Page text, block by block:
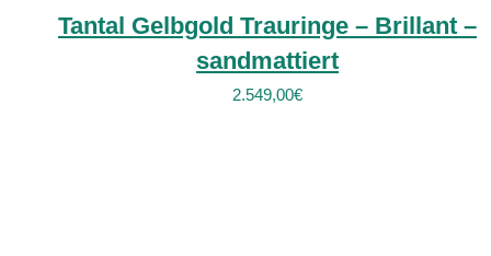
Tantal Gelbgold Trauringe – Brillant –
sandmattiert
2.549,00€